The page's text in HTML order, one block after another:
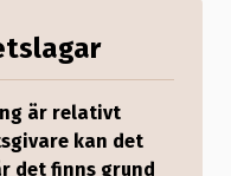
är relativt
kan det
det finns grund